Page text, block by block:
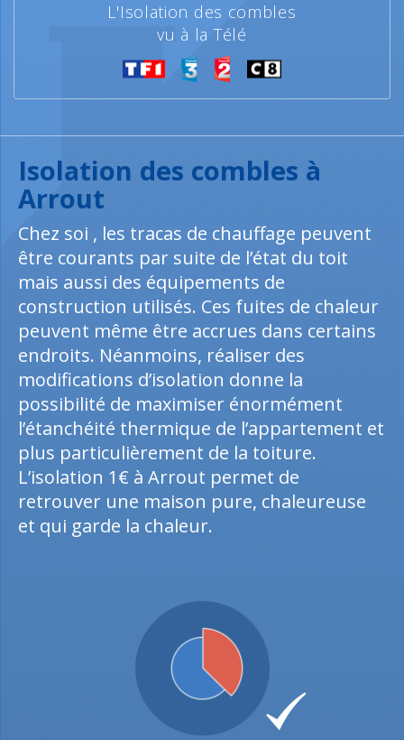
L'Isolation des combles
vu à la Télé
Isolation des combles à
Arrout
Chez soi , les tracas de chauffage peuvent
être courants par suite de l’état du toit
mais aussi des équipements de
construction utilisés. Ces fuites de chaleur
peuvent même être accrues dans certains
endroits. Néanmoins, réaliser des
modifications d’isolation donne la
possibilité de maximiser énormément
l’étanchéité thermique de l’appartement et
plus particulièrement de la toiture.
L’isolation 1€ à Arrout permet de
retrouver une maison pure, chaleureuse
et qui garde la chaleur.